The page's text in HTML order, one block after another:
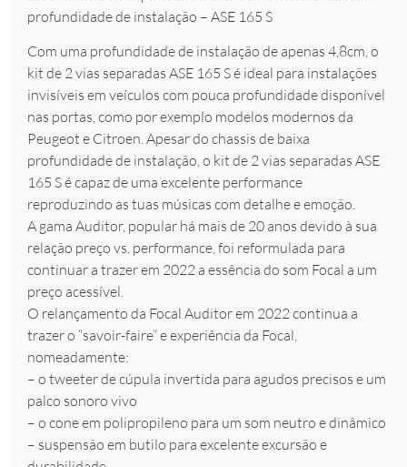
profundidade de instalação – ASE 165 S
Com uma profundidade de instalação de apenas 4,8cm, o
kit de 2 vias separadas ASE 165 S é ideal para instalações
invisíveis em veículos com pouca profundidade disponível
nas portas, como por exemplo modelos modernos da
Peugeot e Citroen. Apesar do chassis de baixa
profundidade de instalação, o kit de 2 vias separadas ASE
165 S é capaz de uma excelente performance
reproduzindo as tuas músicas com detalhe e emoção.
A gama Auditor, popular há mais de 20 anos devido à sua
relação preço vs. performance, foi reformulada para
continuar a trazer em 2022 a essência do som Focal a um
preço acessível.
O relançamento da Focal Auditor em 2022 continua a
trazer o “savoir-faire” e experiência da Focal,
nomeadamente:
– o tweeter de cúpula invertida para agudos precisos e um
palco sonoro vivo
– o cone em polipropileno para um som neutro e dinâmico
– suspensão em butilo para excelente excursão e